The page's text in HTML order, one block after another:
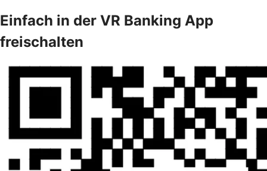
Einfach in der VR Banking App
freischalten